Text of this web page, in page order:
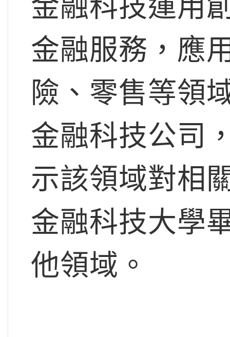
金融服務，應
險、零售等領
金融科技公司
示該領域對相
金融科技大學
他領域。